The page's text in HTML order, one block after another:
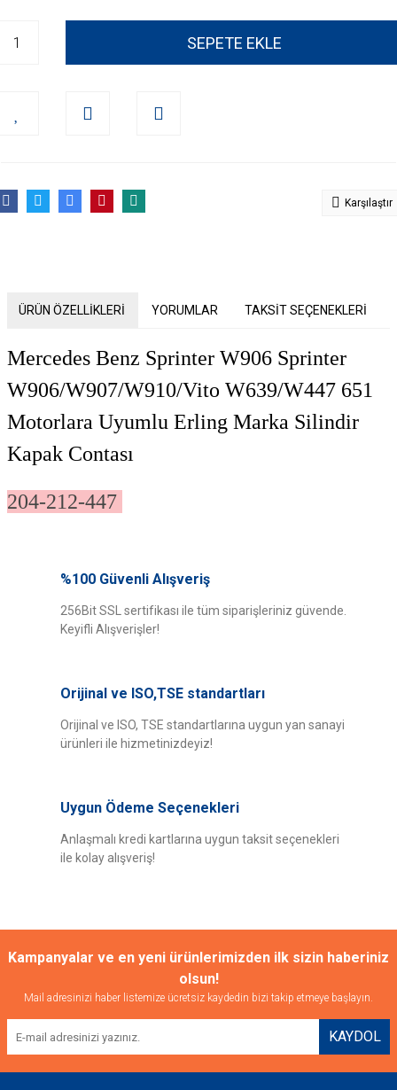
SEPETE EKLE
Karşılaştır
ÜRÜN ÖZELLİKLERİ YORUMLAR TAKSİT SEÇENEKLERİ
Mercedes Benz Sprinter W906 Sprinter
W906/W907/W910/Vito W639/W447 651
Motorlara Uyumlu Erling Marka Silindir
Kapak Contası
204-212-447
Bu ürüne ilk yorumu siz yapın!
yetersiz gördüğünüz noktaları öneri formunu kullanarak tarafımıza
iletebilirsiniz.
Görüş ve önerileriniz için teşekkür ederiz.
Ürün bilgilerinde hatalar bulunuyor.
Ürün fiyatı diğer sitelerden daha pahalı.
Bu ürüne benzer farklı alternatifler olmalı.
%100 Güvenli Alışveriş
256Bit SSL sertifikası ile tüm siparişleriniz güvende.
Keyifli Alışverişler!
Orijinal ve ISO,TSE standartları
Orijinal ve ISO, TSE standartlarına uygun yan sanayi
ürünleri ile hizmetinizdeyiz!
Uygun Ödeme Seçenekleri
Anlaşmalı kredi kartlarına uygun taksit seçenekleri
ile kolay alışveriş!
Kampanyalar ve en yeni ürünlerimizden ilk sizin haberiniz
olsun!
Mail adresinizi haber listemize ücretsiz kaydedin bizi takip etmeye başlayın.
KAYDOL